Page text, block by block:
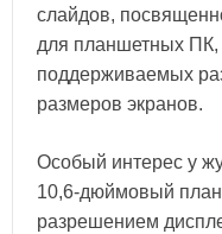
слайдов,
для планшетных ПК,
поддерживаемых
размеров экранов.
Особый интерес у
10,6-дюймовый
разрешением